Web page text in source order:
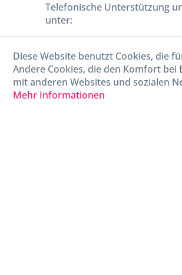
Telefonische Unterstützung
unter:
040-880 99 770
Mo-Fr, 09:00 - 15:00 Uhr
Diese Website benutzt Cookies, die
Andere Cookies, die den Komfort
mit anderen Websites und sozialen
Mehr Informationen